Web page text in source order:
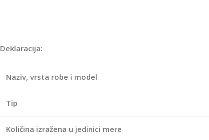
Deklaracija:
Naziv, vrsta robe i model
Tip
Količina izražena u jedinici mere